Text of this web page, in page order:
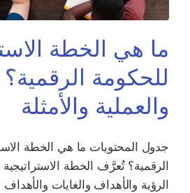
ما هي الخطة
للحكومة
والعملية والأمثلة
جدول المحتويات ما هي الخطة
الرقمية؟ تُعرَّف الخطة الاستراتيجية
الرؤية والأهداف والغايات والأهداف